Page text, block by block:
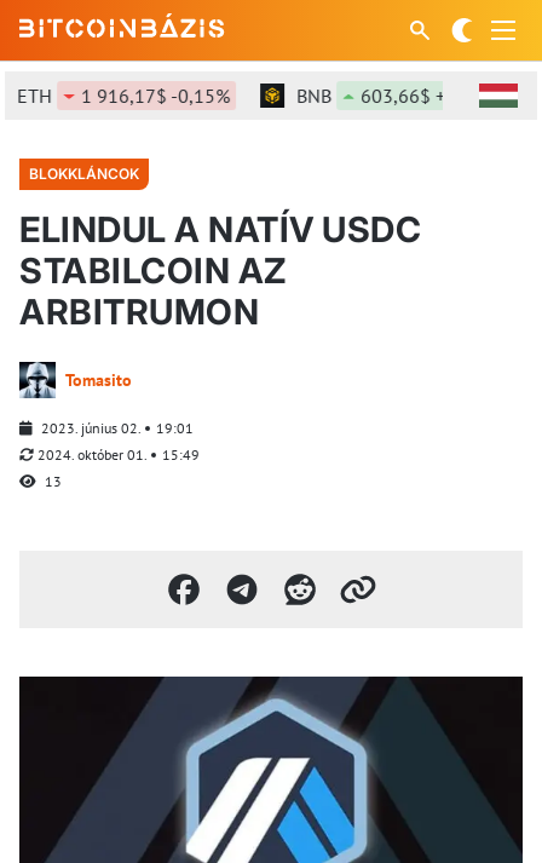
1 916,17$ -0,15% BNB 603,66$ +1,38%
BLOKKLÁNCOK
ELINDUL A NATÍV USDC
STABILCOIN AZ
ARBITRUMON
Tomasito
2023. június 02.
19:01
2024. október 01.
15:49
13